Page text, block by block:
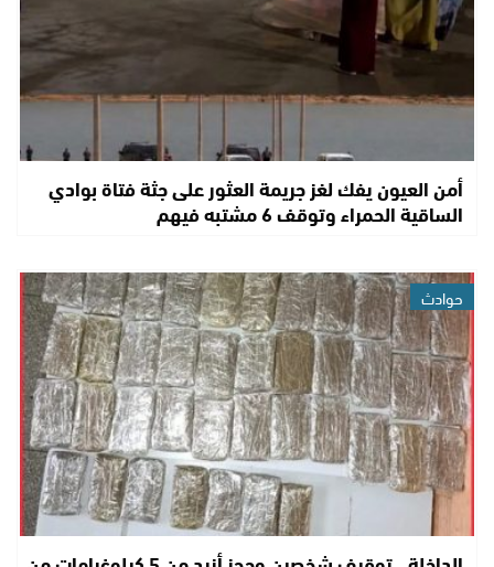
أمن العيون يفك لغز جريمة العثور على جثة فتاة بوادي
الساقية الحمراء وتوقف 6 مشتبه فيهم
حوادث